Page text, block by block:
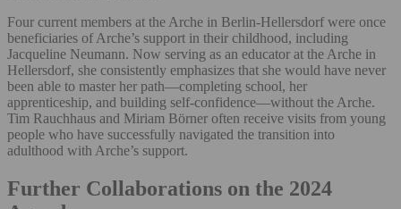
Four current members at the Arche in Berlin-Hellersdorf were once
beneficiaries of Arche’s support in their childhood, including
Jacqueline Neumann. Now serving as an educator at the Arche in
Hellersdorf, she consistently emphasizes that she would have never
been able to master her path—completing school, her
apprenticeship, and building self-confidence—without the Arche.
Tim Rauchhaus and Miriam Börner often receive visits from young
people who have successfully navigated the transition into
adulthood with Arche’s support.
Further Collaborations on the 2024